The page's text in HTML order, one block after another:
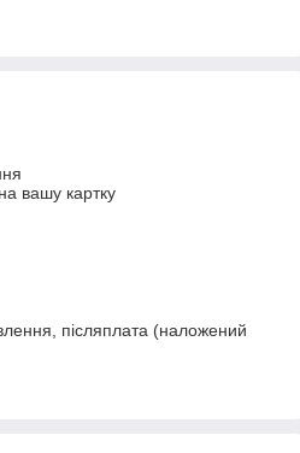
вашу картку
післяплата (наложений